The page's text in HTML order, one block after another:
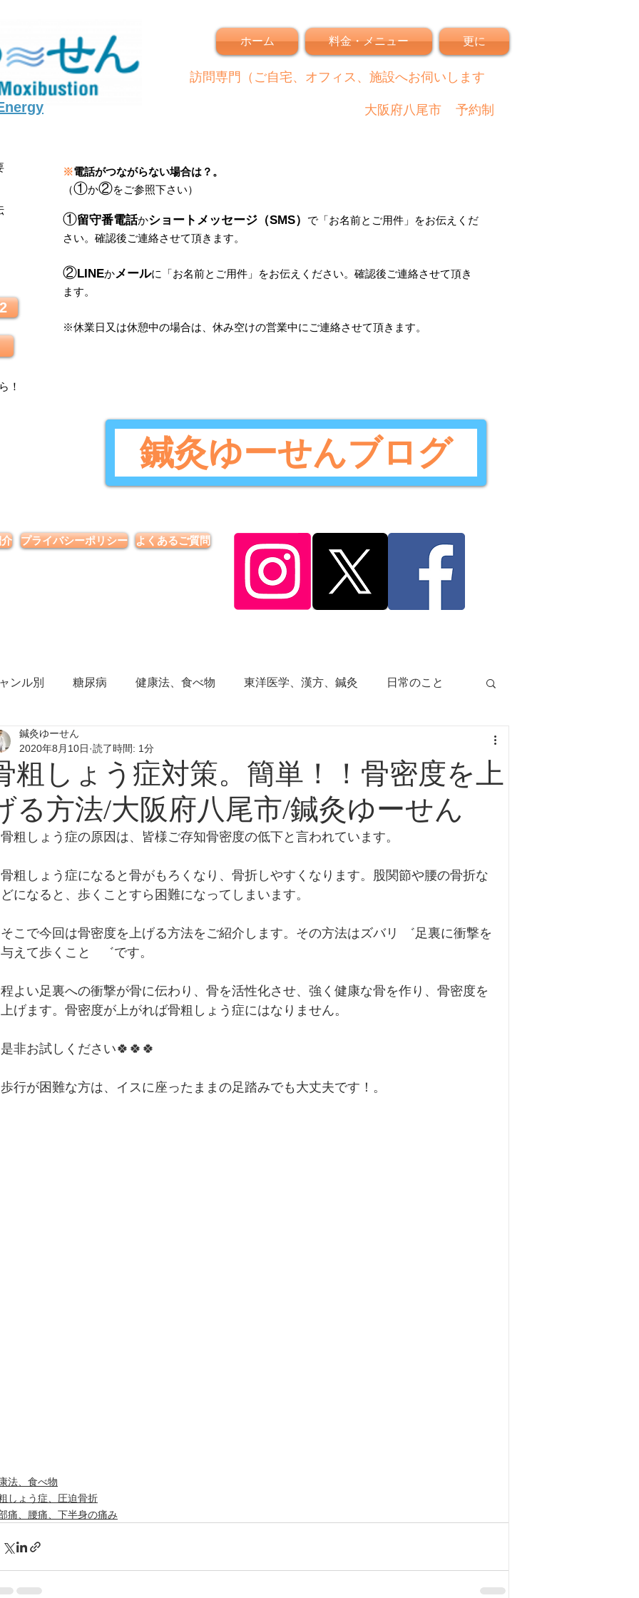
ホーム 料金・メニュー 更に
訪問専門（ご自宅、オフィス、施設へお伺いします
大阪府八尾市 予約制
！
※電話がつながらない場合は？。
（①か②をご参照下さい）
①留守番電話かショートメッセージ（SMS） で 「お名前とご用件 」
をお伝えくだ
さい。 確認後ご連絡させて頂きます。
②LINEかメールに 「お名前とご用件 」 をお伝えください。 確認後ご連絡させて頂き
ます。
​※休業日又は休憩中の場合は、休み空けの営業中にご連絡させて頂きます。
鍼灸ゆーせんブログ
プライバシーポリシー よくあるご質問
ンル別 糖尿病 健康法、食べ物 東洋医学、漢方、鍼灸 日常のこと
東洋思想
血圧の症状 頭部の症状 頭痛 夜間尿 小児の症状
リウマチ
粗しょう症対策。簡単！！骨密度を上
る方法/大阪府八尾市/鍼灸ゆーせん
鍼灸ゆーせん
2020年8月10日 読了時間: 1分
骨粗しょう症の原因は、皆様ご存知骨密度の低下と言われています。
骨粗しょう症になると骨がもろくなり、骨折しやすくなります。股関節や腰の骨折な
どになると、歩くことすら困難になってしまいます。
そこで今回は骨密度を上げる方法をご紹介します。その方法はズバリ ゛足裏に衝撃を
与えて歩くこと   ゛です。
程よい足裏への衝撃が骨に伝わり、骨を活性化させ、強く健康な骨を作り、骨密度を
上げます。骨密度が上がれば骨粗しょう症にはなりません。
是非お試しください🍀🍀🍀
歩行が困難な方は、イスに座ったままの足踏みでも大丈夫です！。
法、食べ物
しょう症、圧迫骨折
痛、腰痛、下半身の痛み